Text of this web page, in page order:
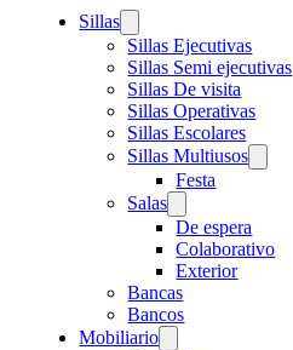
Sillas
Sillas Ejecutivas
Sillas Semi ejecutivas
Sillas De visita
Sillas Operativas
Sillas Escolares
Sillas Multiusos
Festa
Salas
De espera
Colaborativo
Exterior
Bancas
Bancos
Mobiliario